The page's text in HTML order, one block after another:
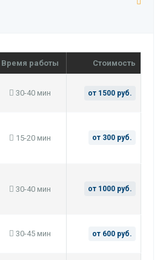
Время работы Стоимость
30-40 мин от 1500 руб.
15-20 мин от 300 руб.
30-40 мин от 1000 руб.
30-45 мин от 600 руб.